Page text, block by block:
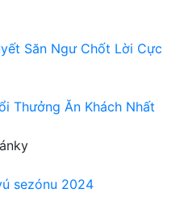
Săn Ngư Chốt Lời Cực
Thưởng Ăn Khách Nhất
sezónu 2024